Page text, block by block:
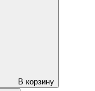
В корзину